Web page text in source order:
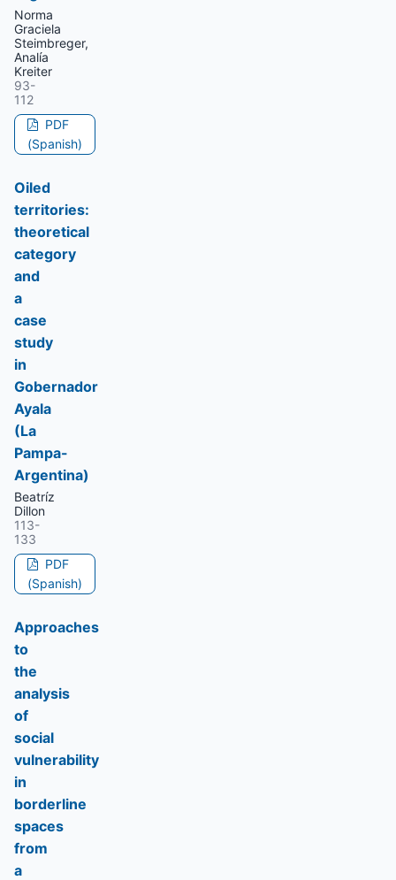
Norma
Graciela
Steimbreger,
Analía
Kreiter
93-
112
PDF
(Spanish)
Oiled
territories:
theoretical
category
and
a
case
study
in
Gobernador
Ayala
(La
Pampa-
Argentina)
Beatríz
Dillon
113-
133
PDF
(Spanish)
Approaches
to
the
analysis
of
social
vulnerability
in
borderline
spaces
from
a